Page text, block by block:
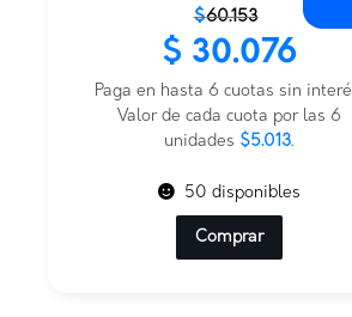
$60.153
era:
$60.153.
es:
$30.076.
$ 30.076
Paga en hasta 6 cuotas sin
Valor de cada cuota por las 6
unidades $5.013.
50 disponibles
Comprar